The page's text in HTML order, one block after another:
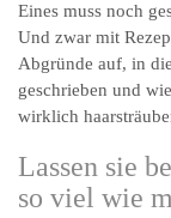
Eines muss noch
Und zwar mit
Abgründe auf, in
geschrieben und
wirklich
Lassen sie
so viel wie